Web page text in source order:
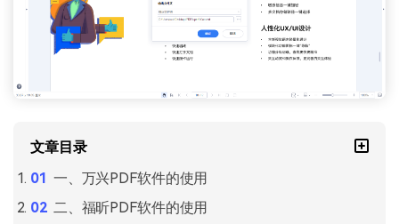
PDF文件创建
PDF注释
查看更多 >
文章目录
一、万兴PDF软件的使用
二、福昕PDF软件的使用